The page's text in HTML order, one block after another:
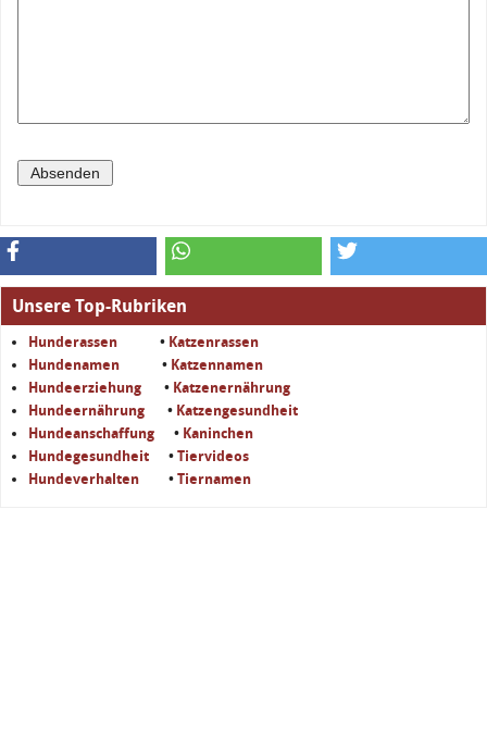
Unsere Top-Rubriken
Hunderassen • Katzenrassen
Hundenamen
• Katzennamen
Hundeerziehung • Katzenernährung
Hundeernährung • Katzengesundheit
Hundeanschaffung • Kaninchen
Hundegesundheit • Tiervideos
Hundeverhalten • Tiernamen